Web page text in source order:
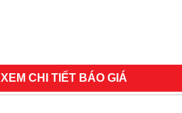
XEM CHI TIẾT BÁO GIÁ